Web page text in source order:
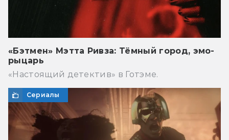
«Бэтмен» Мэтта Ривза: Тёмный город, эмо-
рыцарь
«Настоящий детектив» в Готэме.
Сериалы